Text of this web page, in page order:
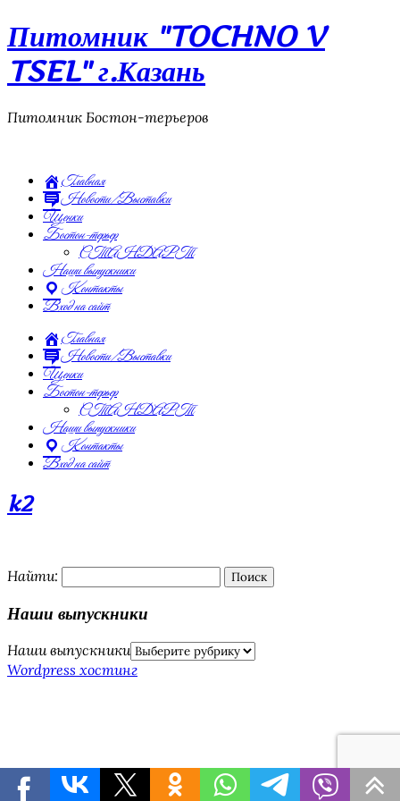
Питомник "TOCHNO V
TSEL" г.Казань
Питомник Бостон-терьеров
Главная
Новости/Выставки
Щенки
Бостон-терьер
СТАНДАРТ
Наши выпускники
Контакты
Вход на сайт
Главная
Новости/Выставки
Щенки
Бостон-терьер
СТАНДАРТ
Наши выпускники
Контакты
Вход на сайт
k2
Найти:
Наши выпускники
Наши выпускники
Wordpress хостинг